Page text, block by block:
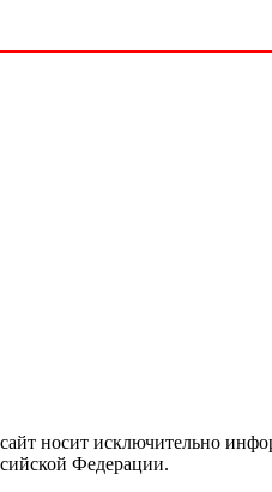
носит исключительно
Федерации.